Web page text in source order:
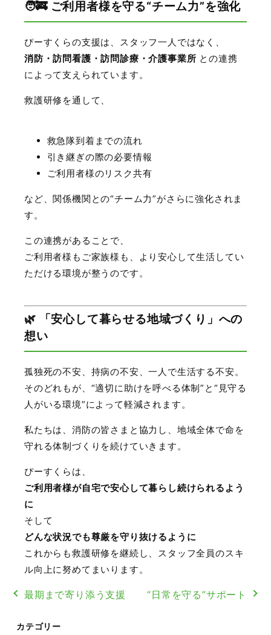
🧑‍🚒 ご利用者様を守る“チーム力”を強化
ぴーすくらの支援は、スタッフ一人ではなく、
消防・訪問看護・訪問診療・介護事業所 との連携
によって支えられています。
救護研修を通して、
救急隊到着までの流れ
引き継ぎの際の必要情報
ご利用者様のリスク共有
など、関係機関との“チーム力”がさらに強化されま
す。
この連携があることで、
ご利用者様もご家族様も、より安心して生活してい
ただける環境が整うのです。
🌿 「安心して暮らせる地域づくり」への
想い
孤独死の不安、持病の不安、一人で生活する不安。
そのどれもが、“適切に助けを呼べる体制”と“見守る
人がいる環境”によって軽減されます。
私たちは、消防の皆さまと協力し、地域全体で命を
守れる体制づくりを続けていきます。
ぴーすくらは、
ご利用者様が自宅で安心して暮らし続けられるよう
に
そして
どんな状況でも尊厳を守り抜けるように
これからも救護研修を継続し、スタッフ全員のスキ
ル向上に努めてまいります。
最期まで寄り添う支援 “日常を守る”サポート